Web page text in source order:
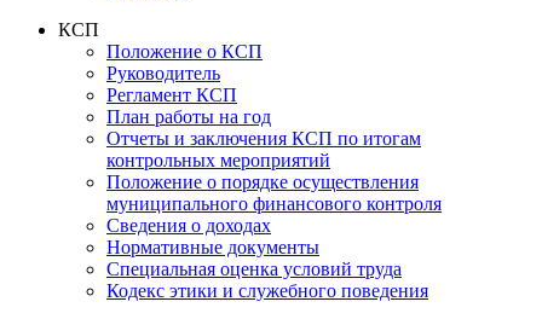
КСП
Положение о КСП
Руководитель
Регламент КСП
План работы на год
Отчеты и заключения КСП по итогам
контрольных мероприятий
Положение о порядке осуществления
муниципального финансового контроля
Сведения о доходах
Нормативные документы
Специальная оценка условий труда
Кодекс этики и служебного поведения